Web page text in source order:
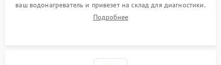
ваш водонагреватель и привезет на склад для диагностики.
Подробнее